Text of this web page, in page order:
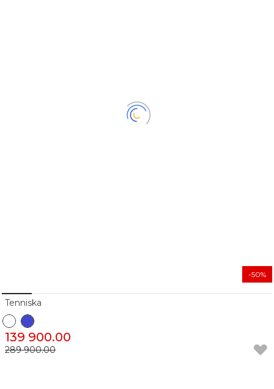
Tenniska
139 900.00
289 900.00
-50%